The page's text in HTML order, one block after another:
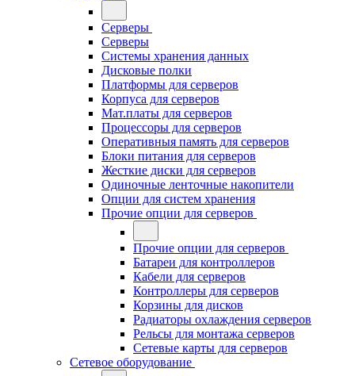
Серверы
Серверы
Системы хранения данных
Дисковые полки
Платформы для серверов
Корпуса для серверов
Мат.платы для серверов
Процессоры для серверов
Оперативныя память для серверов
Блоки питания для серверов
Жесткие диски для серверов
Одиночные ленточные накопители
Опции для систем хранения
Прочие опции для серверов
Прочие опции для серверов
Батареи для контроллеров
Кабели для серверов
Контроллеры для серверов
Корзины для дисков
Радиаторы охлаждения серверов
Рельсы для монтажа серверов
Сетевые карты для серверов
Сетевое оборудование